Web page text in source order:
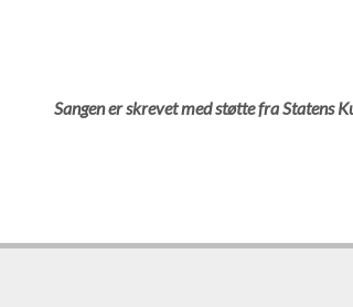
Sangen er skrevet med støtte fra Statens